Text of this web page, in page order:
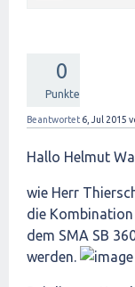
0
Punkte
Beantwortet 6, Jul 2015
Hallo Helmut
wie Herr
die
dem SMA SB
werden.